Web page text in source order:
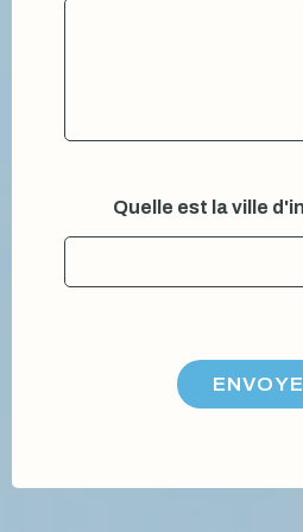
Quelle est la ville